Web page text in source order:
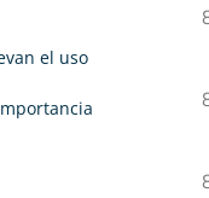
el uso